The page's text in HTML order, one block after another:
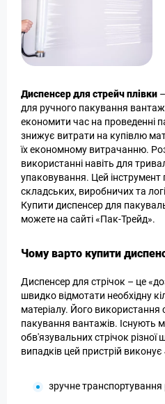
Диспенсер для стрейч плівки
для ручного пакування
економити час на проведенні
знижує витрати на купівлю
їх економному витрачанню.
використанні навіть для
упаковування. Цей інструмент
складських, виробничих та
Купити диспенсер для
можете на сайті «Пак-Трейд».
Чому варто купити
Диспенсер для стрічок – це
швидко відмотати необхідну
матеріалу. Його
пакування вантажів. Існують
обв'язувальних стрічок різної
випадків цей пристрій виконує
зручне транспортування